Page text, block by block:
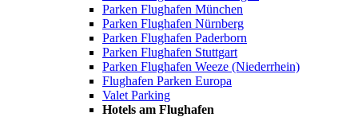
Parken Flughafen München
Parken Flughafen Nürnberg
Parken Flughafen Paderborn
Parken Flughafen Stuttgart
Parken Flughafen Weeze (Niederrhein)
Flughafen Parken Europa
Valet Parking
Hotels am Flughafen